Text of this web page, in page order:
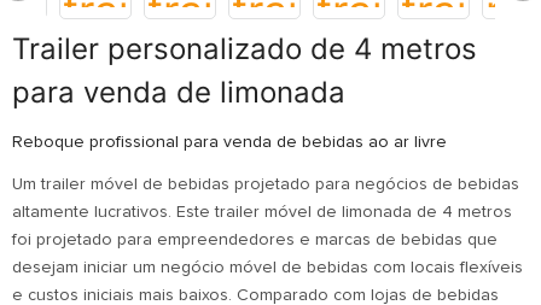
Trailer personalizado de 4 metros
para venda de limonada
Reboque profissional para venda de bebidas ao ar livre
Um trailer móvel de bebidas projetado para negócios de bebidas
altamente lucrativos. Este trailer móvel de limonada de 4 metros
foi projetado para empreendedores e marcas de bebidas que
desejam iniciar um negócio móvel de bebidas com locais flexíveis
e custos iniciais mais baixos. Comparado com lojas de bebidas